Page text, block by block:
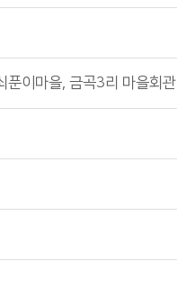
푼이마을, 금곡3리 마을회관